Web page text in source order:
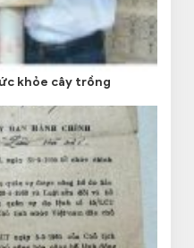
khỏe cây trồng